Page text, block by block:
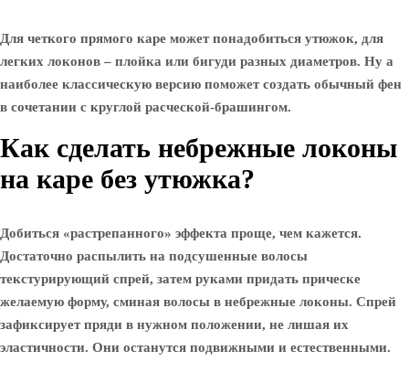
Для четкого прямого каре может понадобиться утюжок, для
легких локонов – плойка или бигуди разных диаметров. Ну а
наиболее классическую версию поможет создать обычный фен
в сочетании с круглой расческой-брашингом.
Как сделать небрежные локоны
на каре без утюжка?
Добиться «растрепанного» эффекта проще, чем кажется.
Достаточно распылить на подсушенные волосы
текстурирующий спрей, затем руками придать прическе
желаемую форму, сминая волосы в небрежные локоны. Спрей
зафиксирует пряди в нужном положении, не лишая их
эластичности. Они останутся подвижными и естественными.